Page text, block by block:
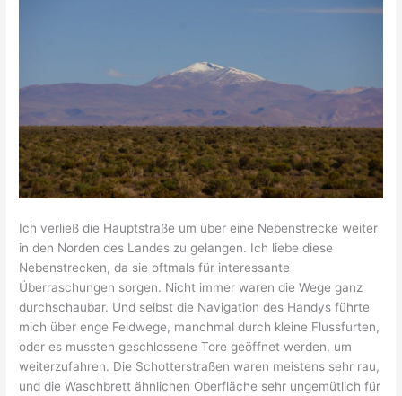
Ich verließ die Hauptstraße um über eine Nebenstrecke weiter
in den Norden des Landes zu gelangen. Ich liebe diese
Nebenstrecken, da sie oftmals für interessante
Überraschungen sorgen. Nicht immer waren die Wege ganz
durchschaubar. Und selbst die Navigation des Handys führte
mich über enge Feldwege, manchmal durch kleine Flussfurten,
oder es mussten geschlossene Tore geöffnet werden, um
weiterzufahren. Die Schotterstraßen waren meistens sehr rau,
und die Waschbrett ähnlichen Oberfläche sehr ungemütlich für